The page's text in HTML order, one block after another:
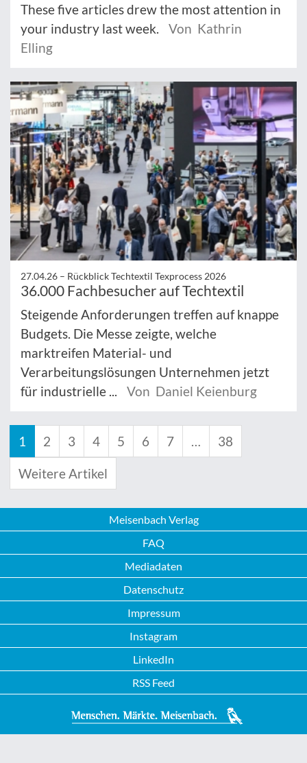
These five articles drew the most attention in
your industry last week.
Von Kathrin
Elling
27.04.26 – Rückblick Techtextil Texprocess 2026
36.000 Fachbesucher auf Techtextil
Steigende Anforderungen treffen auf knappe
Budgets. Die Messe zeigte, welche
marktreifen Material- und
Verarbeitungslösungen Unternehmen jetzt
für industrielle ...
Von Daniel Keienburg
1 2 3 4 5 6 7 … 38
Weitere Artikel
Meisenbach Verlag
FAQ
Mediadaten
Datenschutz
Impressum
Instagram
LinkedIn
RSS Feed